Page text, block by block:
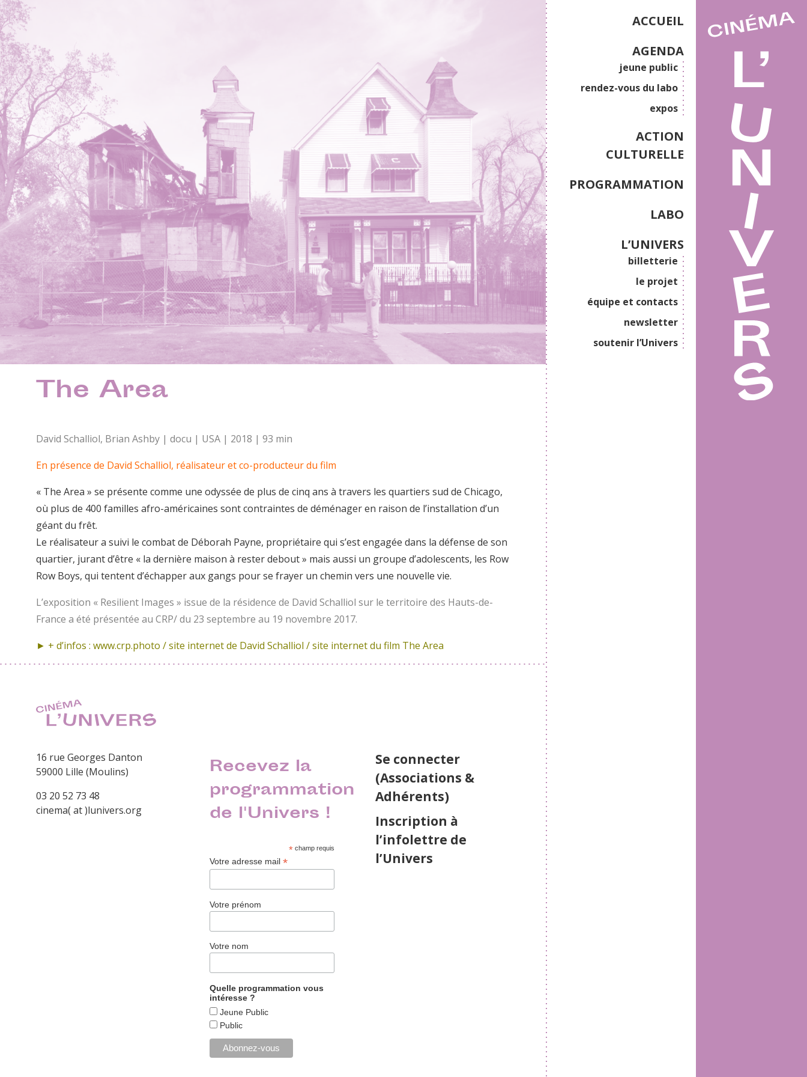
ACCUEIL
AGENDA
jeune public
rendez-vous du labo
expos
ACTION
CULTURELLE
PROGRAMMATION
LABO
L’UNIVERS
billetterie
le projet
équipe et contacts
newsletter
soutenir l’Univers
The Area
David Schalliol, Brian Ashby | docu | USA | 2018 | 93 min
En présence de David Schalliol, réalisateur et co-producteur du film
« The Area » se présente comme une odyssée de plus de cinq ans à travers les quartiers sud de Chicago,
où plus de 400 familles afro-américaines sont contraintes de déménager en raison de l’installation d’un
géant du frêt.
Le réalisateur a suivi le combat de Déborah Payne, propriétaire qui s’est engagée dans la défense de son
quartier, jurant d’être « la dernière maison à rester debout » mais aussi un groupe d’adolescents, les Row
Row Boys, qui tentent d’échapper aux gangs pour se frayer un chemin vers une nouvelle vie.
L’exposition « Resilient Images » issue de la résidence de David Schalliol sur le territoire des Hauts-de-
France a été présentée au CRP/ du 23 septembre au 19 novembre 2017.
► + d’infos : www.crp.photo / site internet de David Schalliol / site internet du film The Area
16 rue Georges Danton
59000 Lille (Moulins)
03 20 52 73 48
cinema( at )lunivers.org
Recevez la
programmation
de l'Univers !
*champ requis
Votre adresse mail*
Votre prénom
Votre nom
Quelle programmation vous
intéresse ?
Jeune Public
Public
Se connecter
(Associations &
Adhérents)
Inscription à
l’infolettre de
l’Univers